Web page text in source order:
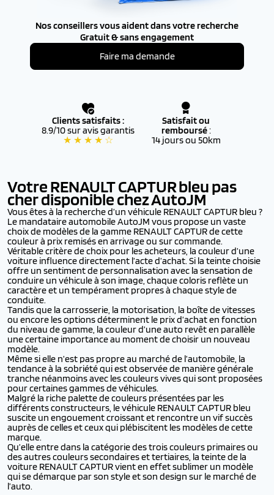
Nos conseillers vous aident dans votre recherche
Gratuit & sans engagement
Faire ma demande
Clients satisfaits :
8.9/10 sur avis garantis
★ ★ ★ ★ ☆
Satisfait ou
remboursé:
14 jours ou 50km
Votre RENAULT CAPTURbleu pas
cher disponible chez AutoJM
Vous êtes à la recherche d’un véhicule RENAULT CAPTUR bleu ?
Le mandataire automobile AutoJM vous propose un vaste
choix de modèles de la gamme RENAULT CAPTUR de cette
couleur à prix remisés en arrivage ou sur commande.
Véritable critère de choix pour les acheteurs, la couleur d’une
voiture influence directement l’acte d’achat. Si la teinte choisie
offre un sentiment de personnalisation avec la sensation de
conduire un véhicule à son image, chaque coloris reflète un
caractère et un tempérament propres à chaque style de
conduite.
Tandis que la carrosserie, la motorisation, la boîte de vitesses
ou encore les options déterminent le prix d’achat en fonction
du niveau de gamme, la couleur d’une auto revêt en parallèle
une certaine importance au moment de choisir un nouveau
modèle.
Même si elle n’est pas propre au marché de l’automobile, la
tendance à la sobriété qui est observée de manière générale
tranche néanmoins avec les couleurs vives qui sont proposées
pour certaines gammes de véhicules.
Malgré la riche palette de couleurs présentées par les
différents constructeurs, le véhicule RENAULT CAPTUR bleu
suscite un engouement croissant et rencontre un vif succès
auprès de celles et ceux qui plébiscitent les modèles de cette
marque.
Qu’elle entre dans la catégorie des trois couleurs primaires ou
des autres couleurs secondaires et tertiaires, la teinte de la
voiture RENAULT CAPTUR vient en effet sublimer un modèle
qui se démarque par son style et son design sur le marché de
l’auto.